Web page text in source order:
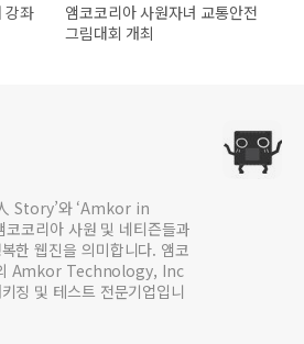
강좌
앰코코리아 사원자녀 교통안전
그림대회 개최
Story’와 ‘Amkor in
코리아 사원 및 네티즌들과
한 웹진을 의미합니다. 앰코
Amkor Technology, Inc
징 및 테스트 전문기업입니